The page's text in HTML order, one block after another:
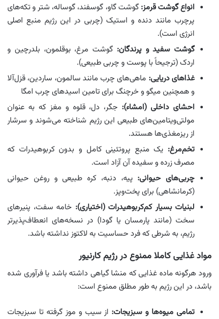
انواع گوشت قرمز: گوشت گاو، گوسفند، گوساله، شتر و تکه‌های
پرچرب مانند دنده و استیک (چربی در این رژیم منبع اصلی
انرژی است).
گوشت سفید و پرندگان: گوشت مرغ، بوقلمون، بلدرچین و
اردک (ترجیحاً با پوست و چربی طبیعی).
غذاهای دریایی: ماهی‌های چرب مانند سالمون، ساردین، قزل‌آلا
و همچنین میگو و خرچنگ برای تامین اسیدهای چرب امگا
احشای داخلی (امشاء): جگر، دل، قلوه و مغز که به عنوان
مولتی‌ویتامین‌های طبیعی این رژیم شناخته می‌شوند و سرشار
از ریزمغذی‌ها هستند.
تخم‌مرغ: یک منبع پروتئینی کامل و بدون کربوهیدرات که
مصرف زرده و سفیده آن آزاد است.
چربی‌های حیوانی: پیه، دنبه، کره طبیعی و روغن حیوانی
(کرمانشاهی) برای پخت‌وپز.
لبنیات بسیار کم‌کربوهیدرات (اختیاری): خامه سفت، پنیرهای
سخت (مانند پارمسان یا گودا) در نسخه‌های انعطاف‌پذیرتر
رژیم، به شرطی که فرد حساسیت به لاکتوز نداشته باشد.
مواد غذایی کاملا ممنوع در رژیم کارنیور
ورود هرگونه ماده غذایی که منشا گیاهی داشته باشد یا فرآوری شده
باشد، در این رژیم به طور مطلق ممنوع است:
تمامی میوه‌ها و سبزیجات: از سیب و موز گرفته تا سبزیجات